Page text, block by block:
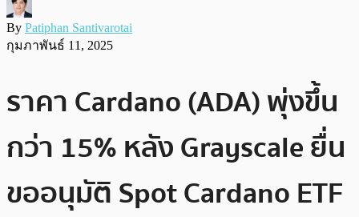
By Patiphan Santivarotai
กุมภาพันธ์ 11, 2025
ราคา Cardano (ADA) พุ่งขึ้น
กว่า 15% หลัง Grayscale ยื่น
ขออนุมัติ Spot Cardano ETF